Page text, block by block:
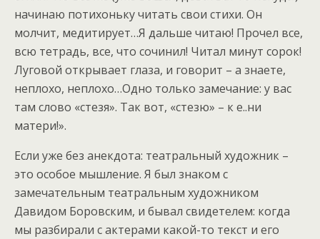
начинаю потихоньку читать свои стихи. Он
молчит, медитирует…Я дальше читаю! Прочел все,
всю тетрадь, все, что сочинил! Читал минут сорок!
Луговой открывает глаза, и говорит – а знаете,
неплохо, неплохо…Одно только замечание: у вас
там слово «стезя». Так вот, «стезю» – к е..ни
матери!».
Если уже без анекдота: театральный художник –
это особое мышление. Я был знаком с
замечательным театральным художником
Давидом Боровским, и бывал свидетелем: когда
мы разбирали с актерами какой-то текст и его